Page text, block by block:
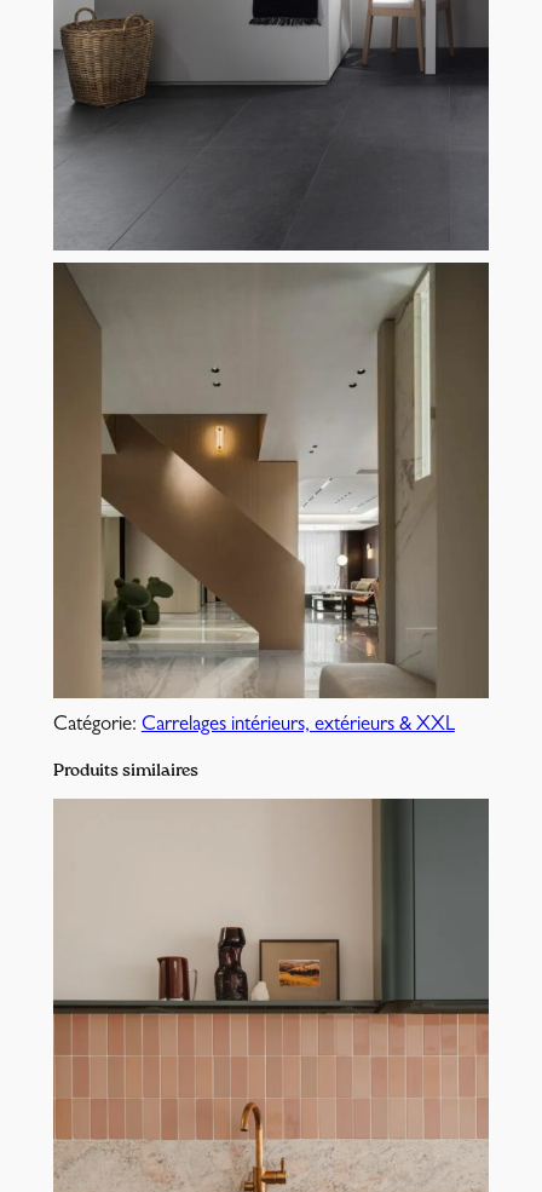
Catégorie:Carrelages intérieurs, extérieurs & XXL
Produits similaires